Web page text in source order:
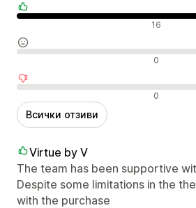
Положителни отзиви 16
Неутрални отзиви 0
Отрицателни отзиви 0
Всички отзиви
Virtue by V
The team has been supportive
Despite some limitations in the
with the purchase